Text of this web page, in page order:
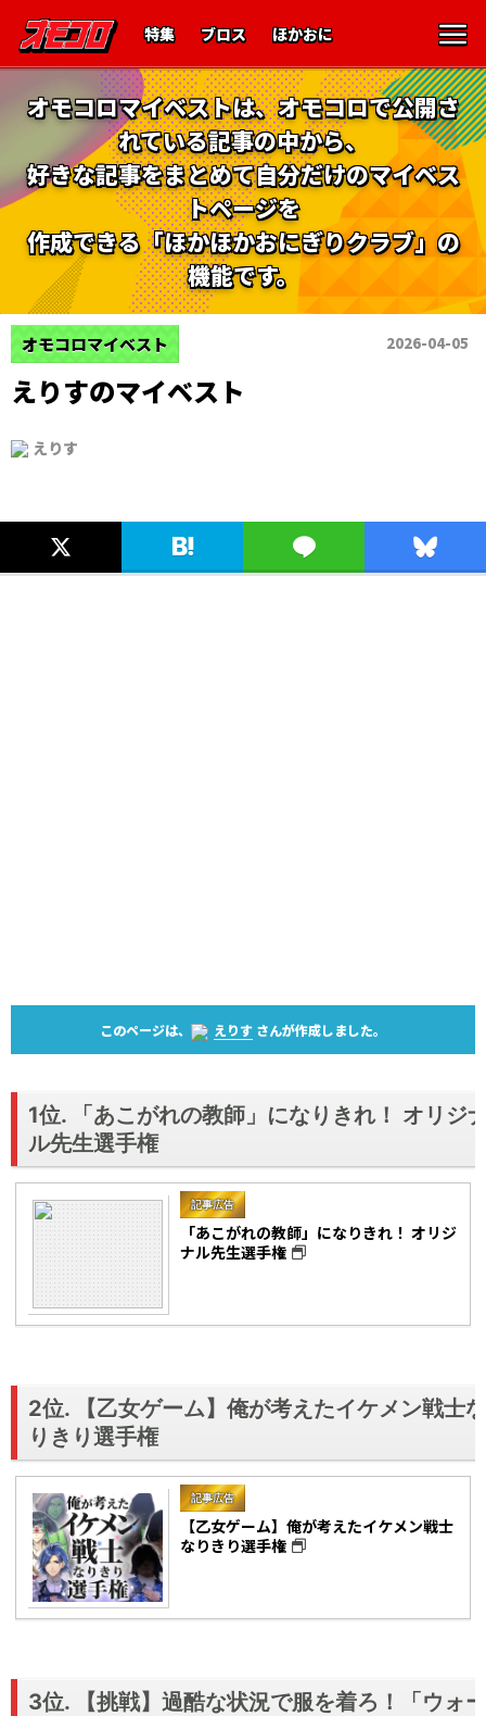
特集 ブロス ほかおに
オモコロマイベストは、オモコロで公開さ
れている記事の中から、
好きな記事をまとめて自分だけのマイベス
トページを
作成できる「ほかほかおにぎりクラブ」の
機能です。
オモコロマイベスト 2026-04-05
えりすのマイベスト
えりす
このページは、 えりす さんが作成しました。
1位. 「あこがれの教師」になりきれ！ オリジ
ル先生選手権
記事広告
「あこがれの教師」になりきれ！ オリジ
ナル先生選手権
2位. 【乙女ゲーム】俺が考えたイケメン戦士な
りきり選手権
記事広告
【乙女ゲーム】俺が考えたイケメン戦士
なりきり選手権
3位. 【挑戦】過酷な状況で服を着ろ！「ウォー